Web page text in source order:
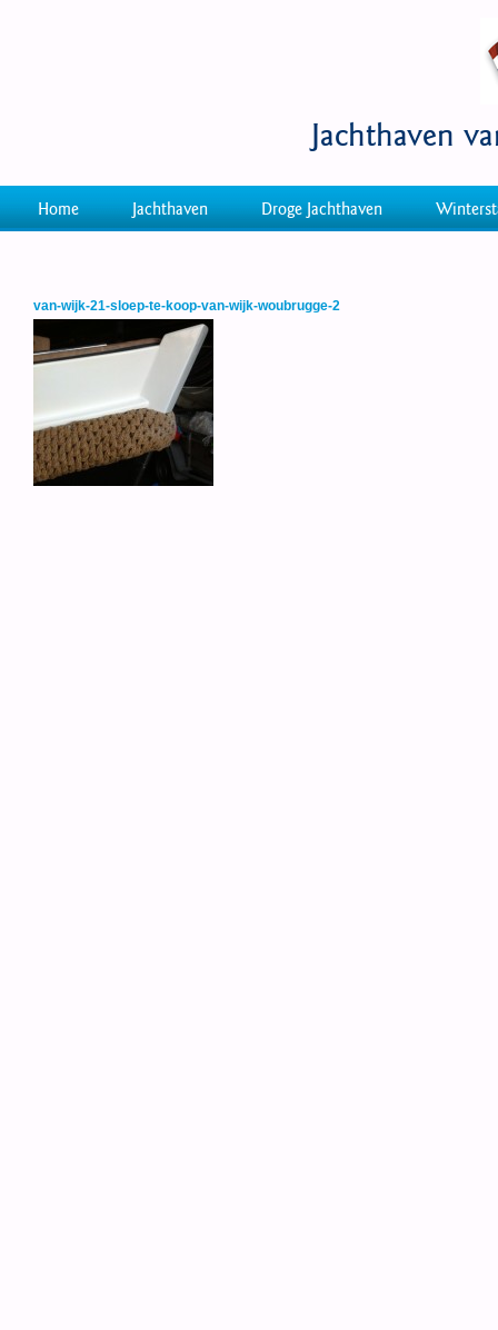
Jachthaven
Home Jachthaven Droge Jachthaven
van-wijk-21-sloep-te-koop-van-wijk-woubrugge-2